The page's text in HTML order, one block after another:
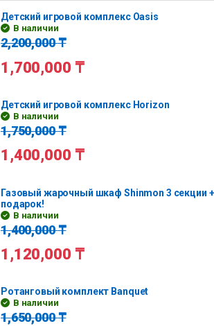
Детский игровой комплекс Oasis
В наличии
2,200,000₸
1,700,000 ₸
Детский игровой комплекс Horizon
В наличии
1,750,000₸
1,400,000 ₸
Газовый жарочный шкаф Shinmon 3 секции
подарок!
В наличии
1,400,000₸
1,120,000 ₸
Ротанговый комплект Banquet
В наличии
1,650,000₸